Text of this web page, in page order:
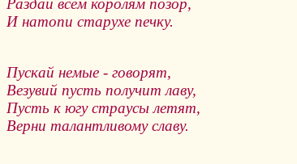
Раздай всем королям позор,
И натопи старухе печку.
Пускай немые - говорят,
Везувий пусть получит лаву,
Пусть к югу страусы летят,
Верни талантливому славу.